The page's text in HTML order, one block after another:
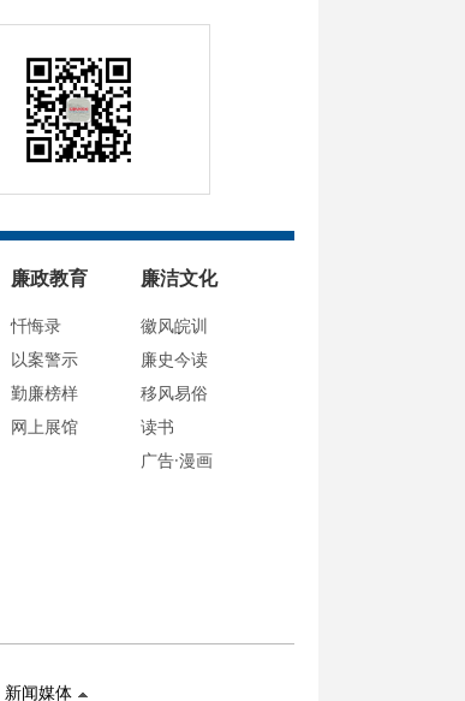
廉政教育
忏悔录
以案警示
勤廉榜样
网上展馆
廉洁文化
徽风皖训
廉史今读
移风易俗
读书
广告·漫画
新闻媒体